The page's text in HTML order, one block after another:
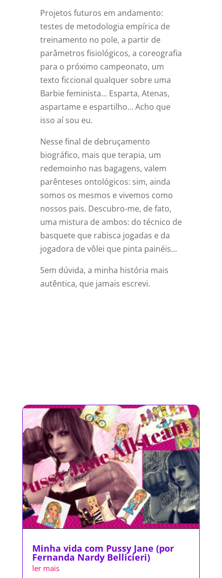
Projetos futuros em andamento:
testes de metodologia empírica de
treinamento no pole, a partir de
parâmetros fisiológicos, a coreografia
para o próximo campeonato, um
texto ficcional qualquer sobre uma
Barbie feminista… Esparta, Atenas,
aspartame e espartilho… Acho que
isso aí sou eu.
Nesse final de debruçamento
biográfico, mais que terapia, um
redemoinho nas bagagens, valem
parênteses ontológicos: sim, ainda
somos os mesmos e vivemos como
nossos pais. Descubro-me, de fato,
uma mistura de ambos: do técnico de
basquete que rabisca jogadas e da
jogadora de vôlei que pinta painéis…
Sem dúvida, a minha história mais
autêntica, que jamais escrevi.
Minha vida com Pussy Jane (por
Fernanda Nardy Bellicieri)
ler mais